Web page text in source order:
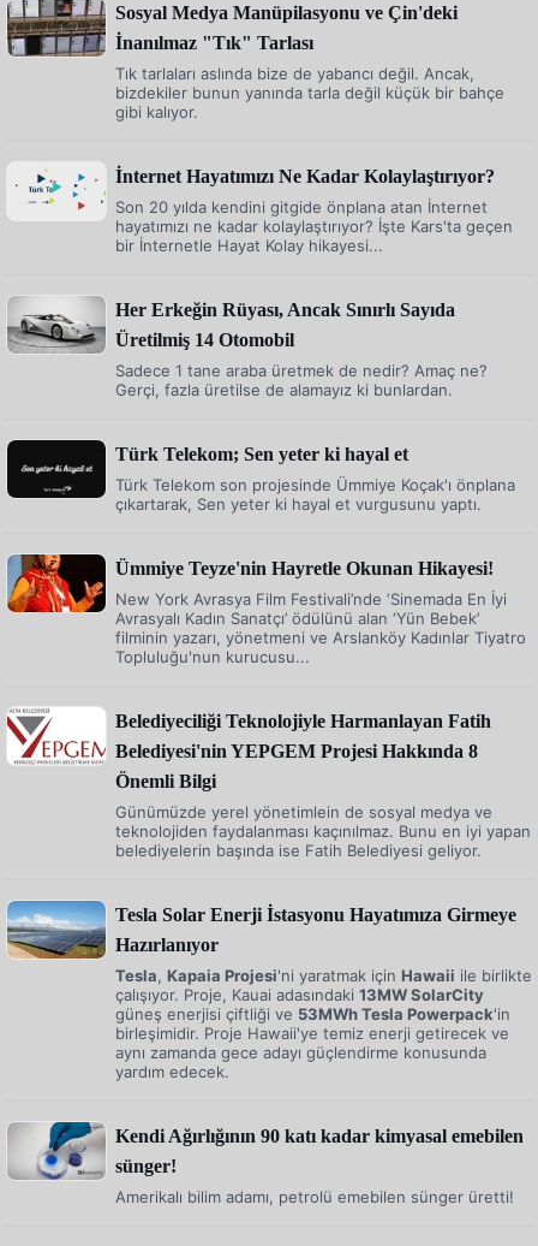
Sosyal Medya Manüpilasyonu ve Çin'deki
İnanılmaz "Tık" Tarlası
Tık tarlaları aslında bize de yabancı değil. Ancak,
bizdekiler bunun yanında tarla değil küçük bir bahçe
gibi kalıyor.
İnternet Hayatımızı Ne Kadar Kolaylaştırıyor?
Son 20 yılda kendini gitgide önplana atan İnternet
hayatımızı ne kadar kolaylaştırıyor? İşte Kars'ta geçen
bir İnternetle Hayat Kolay hikayesi...
Her Erkeğin Rüyası, Ancak Sınırlı Sayıda
Üretilmiş 14 Otomobil
Sadece 1 tane araba üretmek de nedir? Amaç ne?
Gerçi, fazla üretilse de alamayız ki bunlardan.
Türk Telekom; Sen yeter ki hayal et
Türk Telekom son projesinde Ümmiye Koçak'ı önplana
çıkartarak, Sen yeter ki hayal et vurgusunu yaptı.
Ümmiye Teyze'nin Hayretle Okunan Hikayesi!
New York Avrasya Film Festivali’nde ‘Sinemada En İyi
Avrasyalı Kadın Sanatçı’ ödülünü alan ‘Yün Bebek’
filminin yazarı, yönetmeni ve Arslanköy Kadınlar Tiyatro
Topluluğu'nun kurucusu...
Belediyeciliği Teknolojiyle Harmanlayan Fatih
Belediyesi'nin YEPGEM Projesi Hakkında 8
Önemli Bilgi
Günümüzde yerel yönetimlein de sosyal medya ve
teknolojiden faydalanması kaçınılmaz. Bunu en iyi yapan
belediyelerin başında ise Fatih Belediyesi geliyor.
Tesla Solar Enerji İstasyonu Hayatımıza Girmeye
Hazırlanıyor
Tesla, Kapaia Projesi'ni yaratmak için Hawaii ile birlikte
çalışıyor. Proje, Kauai adasındaki 13MW SolarCity
güneş enerjisi çiftliği ve 53MWh Tesla Powerpack'in
birleşimidir. Proje Hawaii'ye temiz enerji getirecek ve
aynı zamanda gece adayı güçlendirme konusunda
yardım edecek.
Kendi Ağırlığının 90 katı kadar kimyasal emebilen
sünger!
Amerikalı bilim adamı, petrolü emebilen sünger üretti!